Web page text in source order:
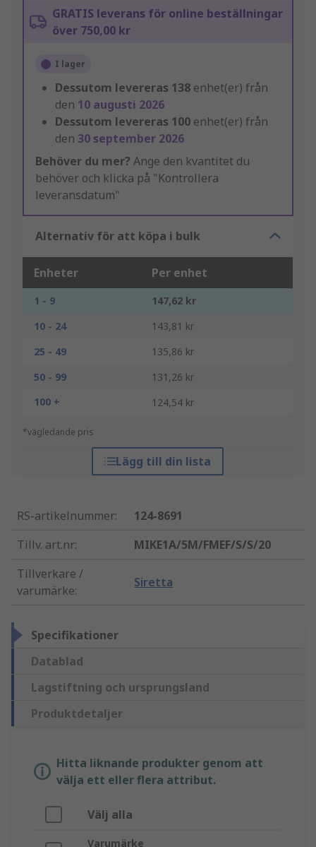
GRATIS leverans för online beställningar
över 750,00 kr
I lager
Dessutom levereras 138 enhet(er) från
den 10 augusti 2026
Dessutom levereras 100 enhet(er) från
den 30 september 2026
Behöver du mer? Ange den kvantitet du
behöver och klicka på "Kontrollera
leveransdatum"
Alternativ för att köpa i bulk
Enheter Per enhet
1 - 9
147,62 kr
10 - 24
143,81 kr
25 - 49
135,86 kr
50 - 99
131,26 kr
100 +
124,54 kr
*vägledande pris
Lägg till din lista
RS-artikelnummer:
124-8691
Tillv. art.nr:
MIKE1A/5M/FMEF/S/S/20
Tillverkare /
varumärke:
Siretta
Specifikationer
Datablad
Lagstiftning och ursprungsland
Produktdetaljer
Hitta liknande produkter genom att
välja ett eller flera attribut.
Välj alla
Varumärke